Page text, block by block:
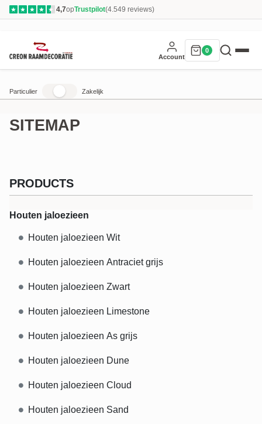
★ ★ ★ ★ ★ 4,7opTrustpilot(4.549 reviews)
Account
0
Particulier Zakelijk
SITEMAP
PRODUCTS
Houten jaloezieen
Houten jaloezieen Wit
Houten jaloezieen Antraciet grijs
Houten jaloezieen Zwart
Houten jaloezieen Limestone
Houten jaloezieen As grijs
Houten jaloezieen Dune
Houten jaloezieen Cloud
Houten jaloezieen Sand